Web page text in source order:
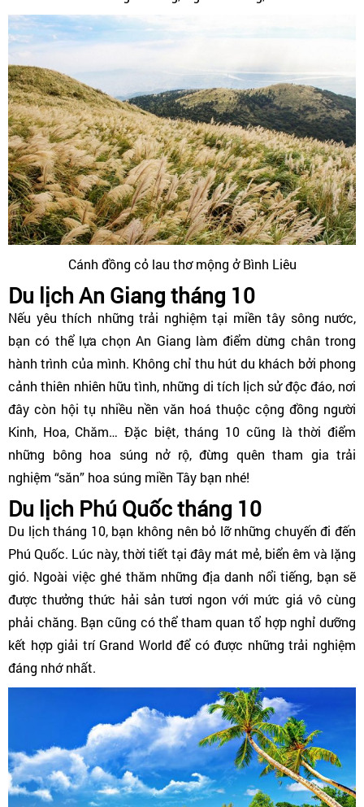
Cánh đồng cỏ lau thơ mộng ở Bình Liêu
Du lịch An Giang tháng 10
Nếu yêu thích những trải nghiệm tại miền tây sông nước,
bạn có thể lựa chọn An Giang làm điểm dừng chân trong
hành trình của mình. Không chỉ thu hút du khách bởi phong
cảnh thiên nhiên hữu tình, những di tích lịch sử độc đáo, nơi
đây còn hội tụ nhiều nền văn hoá thuộc cộng đồng người
Kinh, Hoa, Chăm… Đặc biệt, tháng 10 cũng là thời điểm
những bông hoa súng nở rộ, đừng quên tham gia trải
nghiệm “săn” hoa súng miền Tây bạn nhé!
Du lịch Phú Quốc tháng 10
Du lịch tháng 10, bạn không nên bỏ lỡ những chuyến đi đến
Phú Quốc. Lúc này, thời tiết tại đây mát mẻ, biển êm và lặng
gió. Ngoài việc ghé thăm những địa danh nổi tiếng, bạn sẽ
được thưởng thức hải sản tươi ngon với mức giá vô cùng
phải chăng. Bạn cũng có thể tham quan tổ hợp nghỉ dưỡng
kết hợp giải trí Grand World để có được những trải nghiệm
đáng nhớ nhất.